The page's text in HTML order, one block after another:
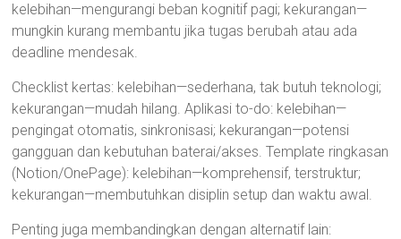
kelebihan—mengurangi beban kognitif pagi; kekurangan—
mungkin kurang membantu jika tugas berubah atau ada
deadline mendesak.
Checklist kertas: kelebihan—sederhana, tak butuh teknologi;
kekurangan—mudah hilang. Aplikasi to-do: kelebihan—
pengingat otomatis, sinkronisasi; kekurangan—potensi
gangguan dan kebutuhan baterai/akses. Template ringkasan
(Notion/OnePage): kelebihan—komprehensif, terstruktur;
kekurangan—membutuhkan disiplin setup dan waktu awal.
Penting juga membandingkan dengan alternatif lain: